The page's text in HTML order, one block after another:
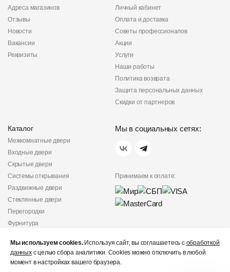
Адреса магазинов
Отзывы
Новости
Вакансии
Реквизиты
Личный кабинет
Оплата и доставка
Советы профессионалов
Акции
Услуги
Наши работы
Политика возврата
Защита персональных данных
Скидки от партнеров
Каталог
Межкомнатные двери
Входные двери
Скрытые двери
Системы открывания
Раздвижные двери
Стеклянные двери
Перегородки
Фурнитура
Мы в социальных сетях:
Принимаем к оплате:
конфиденциальности
Не является публичной
Мы используем cookies.Используя сайт, вы соглашаетесь с обработкой
данныхс целью сбора аналитики. Cookies можно отключить в любой
момент в настройках вашего браузера.